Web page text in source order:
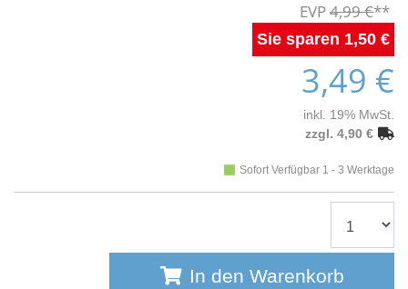
4,99 €
1,50 €
3,49 €
inkl. 19% MwSt.
zzgl. 4,90 €
Sofort Verfügbar 1 - 3 Werktage
In den Warenkorb